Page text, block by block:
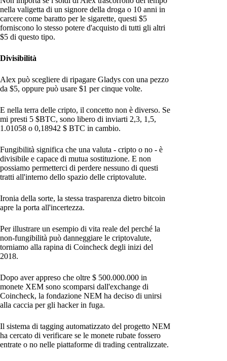
nella valigetta di un signore della droga o 10 anni in
carcere come baratto per le sigarette, questi $5
forniscono lo stesso potere d'acquisto di tutti gli altri
$5 di questo tipo.
Divisibilità
Alex può scegliere di ripagare Gladys con una pezzo
da $5, oppure può usare $1 per cinque volte.
E nella terra delle cripto, il concetto non è diverso. Se
mi presti 5 $BTC, sono libero di inviarti 2,3, 1,5,
1.01058 o 0,18942 $ BTC in cambio.
Fungibilità significa che una valuta - cripto o no - è
divisibile e capace di mutua sostituzione. E non
possiamo permetterci di perdere nessuno di questi
tratti all'interno dello spazio delle criptovalute.
Ironia della sorte, la stessa trasparenza dietro bitcoin
apre la porta all'incertezza.
Per illustrare un esempio di vita reale del perché la
non-fungibilità può danneggiare le criptovalute,
torniamo alla rapina di Coincheck degli inizi del
2018.
Dopo aver appreso che oltre $ 500.000.000 in
monete XEM sono scomparsi dall'exchange di
Coincheck, la fondazione NEM ha deciso di unirsi
alla caccia per gli hacker in fuga.
Il sistema di tagging automatizzato del progetto NEM
ha cercato di verificare se le monete rubate fossero
entrate o no nelle piattaforme di trading centralizzate.